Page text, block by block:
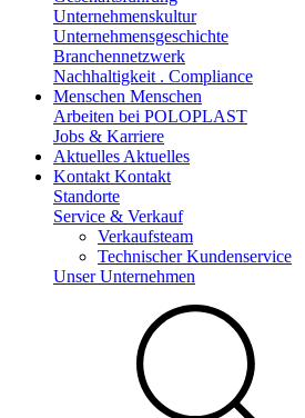
Unternehmenskultur
Unternehmensgeschichte
Branchennetzwerk
Nachhaltigkeit . Compliance
Menschen Menschen
Arbeiten bei POLOPLAST
Jobs & Karriere
Aktuelles Aktuelles
Kontakt Kontakt
Standorte
Service & Verkauf
Verkaufsteam
Technischer Kundenservice
Unser Unternehmen